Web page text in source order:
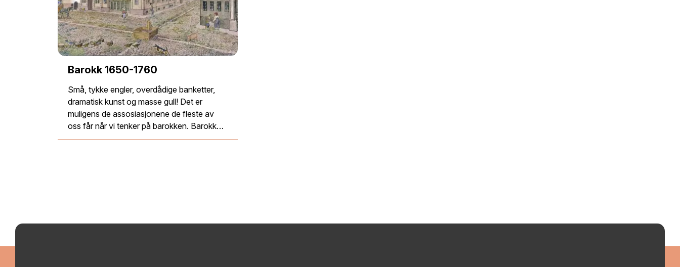
Barokk 1650-1760
Små, tykke engler, overdådige banketter,
dramatisk kunst og masse gull! Det er
muligens de assosiasjonene de fleste av
oss får når vi tenker på barokken. Barokk…